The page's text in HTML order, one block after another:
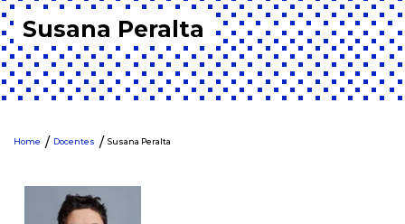
Susana Peralta
Home Docentes Susana Peralta